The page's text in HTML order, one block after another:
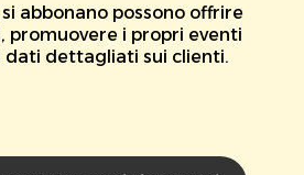
abbonano possono offrire
promuovere i propri eventi
dati dettagliati sui clienti.